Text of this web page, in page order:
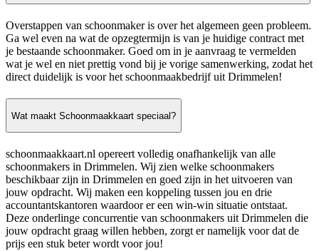
Overstappen van schoonmaker is over het algemeen geen probleem.
Ga wel even na wat de opzegtermijn is van je huidige contract met
je bestaande schoonmaker. Goed om in je aanvraag te vermelden
wat je wel en niet prettig vond bij je vorige samenwerking, zodat het
direct duidelijk is voor het schoonmaakbedrijf uit Drimmelen!
Wat maakt Schoonmaakkaart speciaal?
schoonmaakkaart.nl opereert volledig onafhankelijk van alle
schoonmakers in Drimmelen. Wij zien welke schoonmakers
beschikbaar zijn in Drimmelen en goed zijn in het uitvoeren van
jouw opdracht. Wij maken een koppeling tussen jou en drie
accountantskantoren waardoor er een win-win situatie ontstaat.
Deze onderlinge concurrentie van schoonmakers uit Drimmelen die
jouw opdracht graag willen hebben, zorgt er namelijk voor dat de
prijs een stuk beter wordt voor jou!